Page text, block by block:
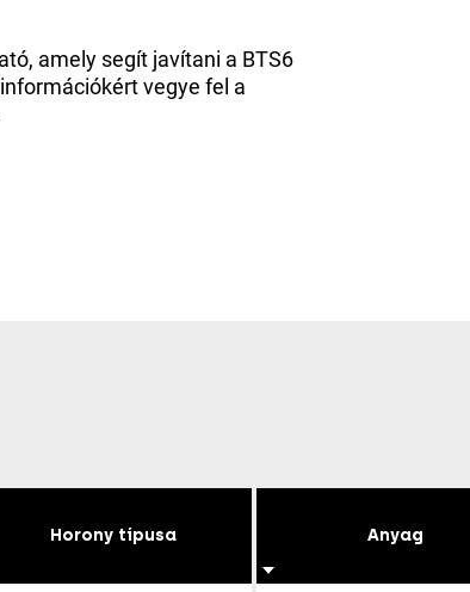
amely segít javítani a BTS6
vegye fel a
Horony típusa Anyag